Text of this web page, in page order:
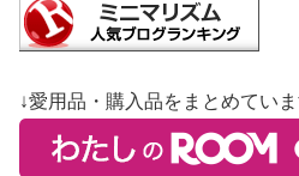
↓愛用品・購入品をまとめていま